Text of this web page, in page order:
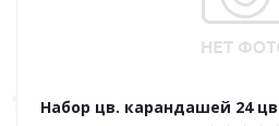
Набор цв. карандашей 24